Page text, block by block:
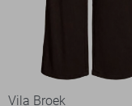
Vila Broek